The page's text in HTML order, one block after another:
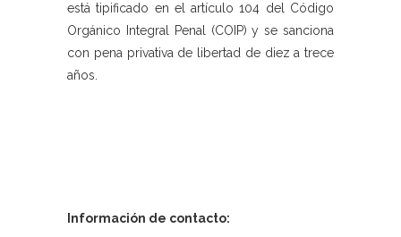
está tipificado en el artículo 104 del Código
Orgánico Integral Penal (COIP) y se sanciona
con pena privativa de libertad de diez a trece
años.
Información de contacto: